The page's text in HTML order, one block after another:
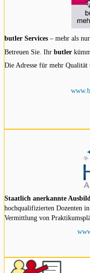
butler Services – mehr als
Betreuen Sie. Ihr butler
Die Adresse für mehr
Staatlich anerkannte
hochqualifizierten Dozenten
Vermittlung von